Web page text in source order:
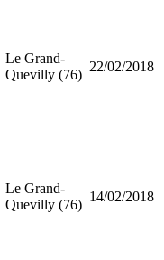
Le Grand-
Quevilly (76)
22/02/2018
Le Grand-
Quevilly (76)
14/02/2018